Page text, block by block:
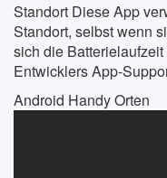
Standort Diese App
Standort, selbst wenn
sich die
Entwicklers App-
Android Handy Orten